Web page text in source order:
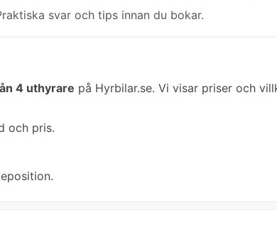
svar och tips innan du bokar.
4 uthyrare på Hyrbilar.se. Vi visar priser och
och pris.